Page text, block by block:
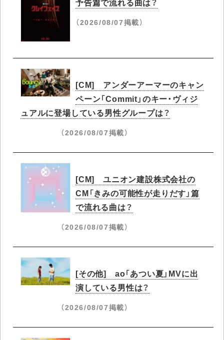
（2026/08/07掲載）
[CM] アンダーアーマーのキャン
ペーン「Commit」のキー・ヴィジ
ュアルに登場している男性グループは？
（2026/08/07掲載）
[CM] ユニオン建設株式会社の
CM「きみの可能性が走りだす」篇
で流れる曲は？
（2026/08/07掲載）
[その他] ao「あつい夏」MVに出
演している男性は？
（2026/08/07掲載）